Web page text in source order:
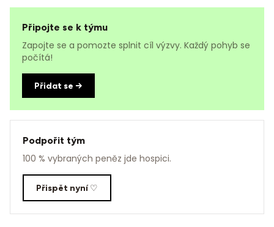
Připojte se k týmu
Zapojte se a pomozte splnit cíl výzvy. Každý pohyb se
počítá!
Přidat se →
Podpořit tým
100 % vybraných peněz jde hospici.
Přispět nyní ♡